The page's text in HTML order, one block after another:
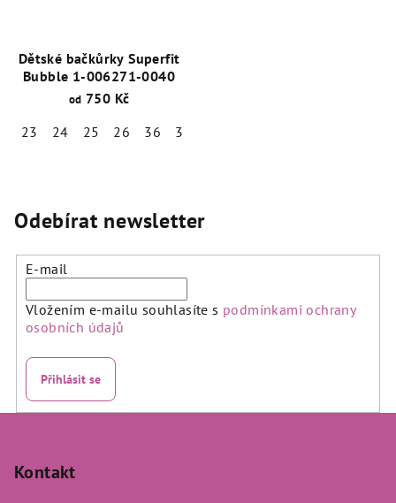
Dětské bačkůrky Superfit
Bubble 1-006271-0040
od 750 Kč
23
24 25 26 36 37
Odebírat newsletter
E-mail
Vložením e-mailu souhlasíte s podmínkami ochrany
osobních údajů
Přihlásit se
Kontakt